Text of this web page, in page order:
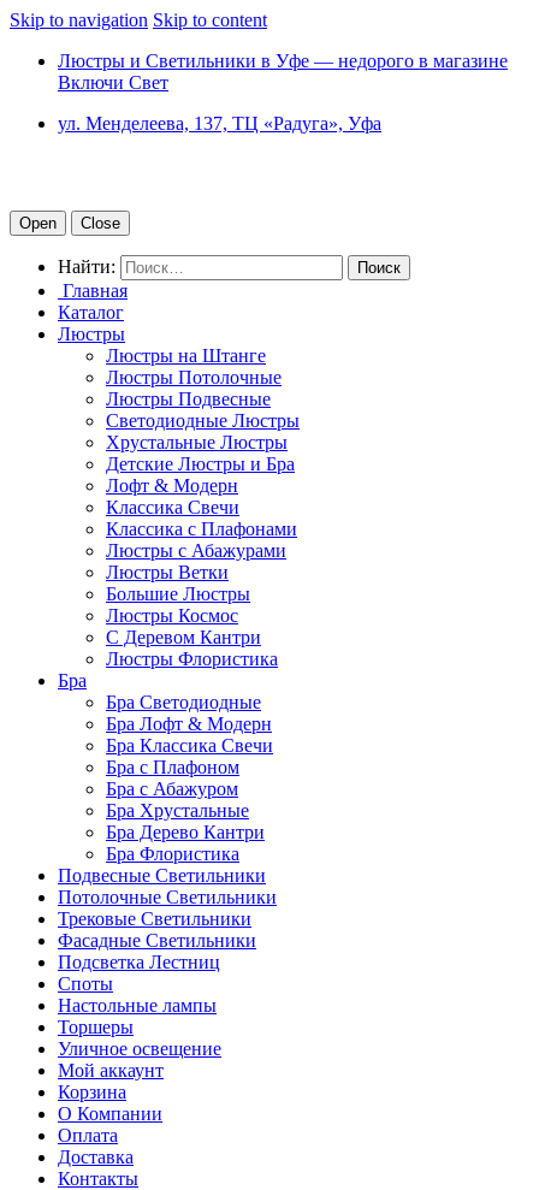
Skip to navigation Skip to content
Люстры и Светильники в Уфе — недорого в магазине
Включи Свет
ул. Менделеева, 137, ТЦ «Радуга», Уфа
Open Close
Найти:
Главная
Каталог
Люстры
Люстры на Штанге
Люстры Потолочные
Люстры Подвесные
Светодиодные Люстры
Хрустальные Люстры
Детские Люстры и Бра
Лофт & Модерн
Классика Свечи
Классика с Плафонами
Люстры с Абажурами
Люстры Ветки
Большие Люстры
Люстры Космос
С Деревом Кантри
Люстры Флористика
Бра
Бра Светодиодные
Бра Лофт & Модерн
Бра Классика Свечи
Бра с Плафоном
Бра с Абажуром
Бра Хрустальные
Бра Дерево Кантри
Бра Флористика
Подвесные Светильники
Потолочные Светильники
Трековые Светильники
Фасадные Светильники
Подсветка Лестниц
Споты
Настольные лампы
Торшеры
Уличное освещение
Мой аккаунт
Корзина
О Компании
Оплата
Доставка
Контакты